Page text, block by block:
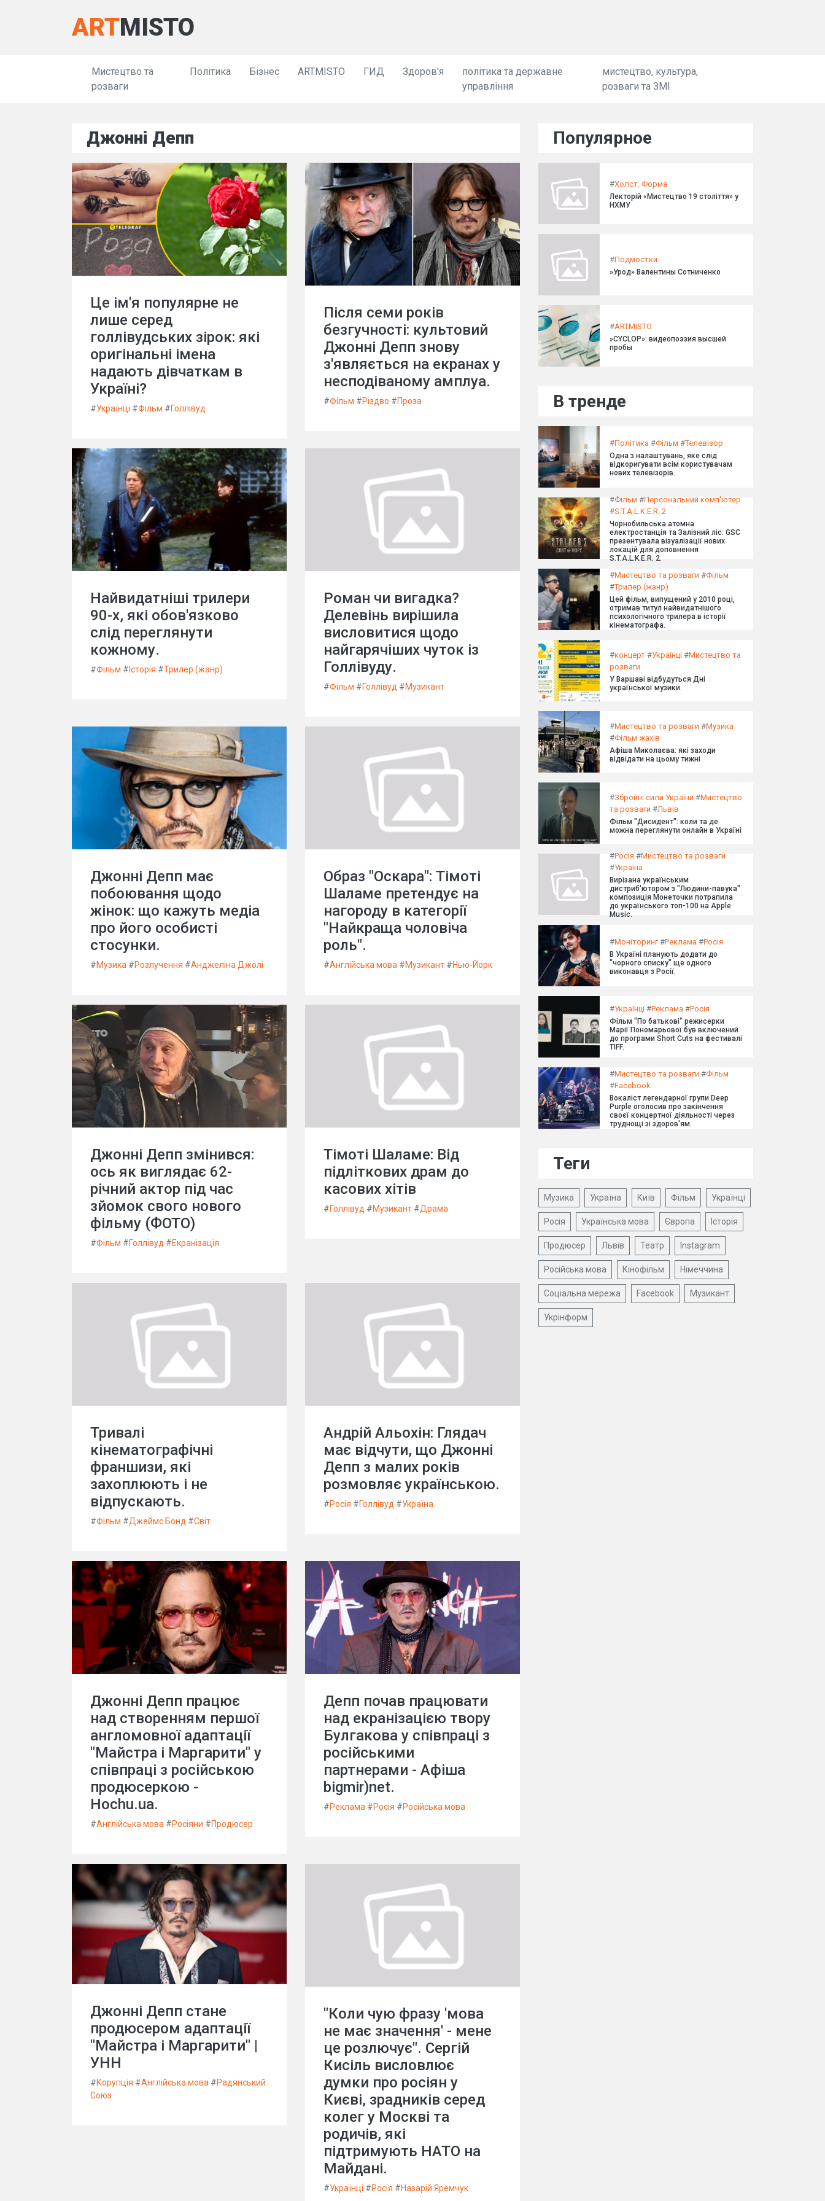
ARTMISTO
Мистецтво та
розваги
Політика Бізнес ARTMISTO ГИД Здоров'я
політика та державне
управління
мистецтво, культура,
розваги та ЗМІ
Джонні Депп
Це ім'я популярне не
лише серед
голлівудських зірок: які
оригінальні імена
надають дівчаткам в
Україні?
#Українці #Фільм #Голлівуд
Після семи років
безгучності: культовий
Джонні Депп знову
з'являється на екранах у
несподіваному амплуа.
#Фільм #Різдво #Проза
Найвидатніші трилери
90-х, які обов'язково
слід переглянути
кожному.
#Фільм # Історія #Трилер (жанр)
Роман чи вигадка?
Делевінь вирішила
висловитися щодо
найгарячіших чуток із
Голлівуду.
#Фільм #Голлівуд #Музикант
Джонні Депп має
побоювання щодо
жінок: що кажуть медіа
про його особисті
стосунки.
#Музика #Розлучення #Анджеліна Джолі
Образ "Оскара": Тімоті
Шаламе претендує на
нагороду в категорії
"Найкраща чоловіча
роль".
#Англійська мова #Музикант #Нью-Йорк
Джонні Депп змінився:
ось як виглядає 62-
річний актор під час
зйомок свого нового
фільму (ФОТО)
#Фільм #Голлівуд #Екранізація
Тімоті Шаламе: Від
підліткових драм до
касових хітів
#Голлівуд #Музикант #Драма
Тривалі
кінематографічні
франшизи, які
захоплюють і не
відпускають.
#Фільм #Джеймс Бонд #Світ
Андрій Альохін: Глядач
має відчути, що Джонні
Депп з малих років
розмовляє українською.
#Росія #Голлівуд #Україна
Джонні Депп працює
над створенням першої
англомовної адаптації
"Майстра і Маргарити" у
співпраці з російською
продюсеркою -
Hochu.ua.
#Англійська мова #Росіяни #Продюсер
Депп почав працювати
над екранізацією твору
Булгакова у співпраці з
російськими
партнерами - Афіша
bigmir)net.
#Реклама #Росія #Російська мова
Джонні Депп стане
продюсером адаптації
"Майстра і Маргарити" |
УНН
#Корупція #Англійська мова #Радянський
Союз
"Коли чую фразу 'мова
не має значення' - мене
це розлючує". Сергій
Кисіль висловлює
думки про росіян у
Києві, зрадників серед
колег у Москві та
родичів, які
підтримують НАТО на
Майдані.
#Українці #Росія #Назарій Яремчук
Популярное
#Холст. Форма
Лекторій «Мистецтво 19 століття» у
НХМУ
#Подмостки
»Урод» Валентины Сотниченко
#ARTMISTO
»CYCLOP»: видеопоэзия высшей
пробы
В тренде
#Політика #Фільм #Телевізор
Одна з налаштувань, яке слід
відкоригувати всім користувачам
нових телевізорів.
#Фільм #Персональний комп'ютер
#S.T.A.L.K.E.R. 2
Чорнобильська атомна
електростанція та Залізний ліс: GSC
презентувала візуалізації нових
локацій для доповнення
S.T.A.L.K.E.R. 2.
#Мистецтво та розваги #Фільм
#Трилер (жанр)
Цей фільм, випущений у 2010 році,
отримав титул найвидатнішого
психологічного трилера в історії
кінематографа.
#концерт #Українці #Мистецтво та
розваги
У Варшаві відбудуться Дні
української музики.
#Мистецтво та розваги #Музика
#Фільм жахів
Афіша Миколаєва: які заходи
відвідати на цьому тижні
#Збройні сили України #Мистецтво
та розваги #Львів
Фільм "Дисидент": коли та де
можна переглянути онлайн в Україні
#Росія #Мистецтво та розваги
#Україна
Вирізана українським
дистриб'ютором з "Людини-павука"
композиція Монеточки потрапила
до українського топ-100 на Apple
Music.
#Моніторинг#Реклама #Росія
В Україні планують додати до
"чорного списку" ще одного
виконавця з Росії.
#Українці #Реклама #Росія
Фільм "По батькові" режисерки
Марії Пономарьової був включений
до програми Short Cuts на фестивалі
TIFF.
#Мистецтво та розваги #Фільм
#Facebook
Вокаліст легендарної групи Deep
Purple оголосив про закінчення
своєї концертної діяльності через
труднощі зі здоров'ям.
Теги
Музика Україна Київ Фільм Українці
Росія Українська мова Європа Історія
Продюсер Львів Театр Instagram
Російська мова Кінофільм Німеччина
Соціальна мережа Facebook Музикант
Укрінформ